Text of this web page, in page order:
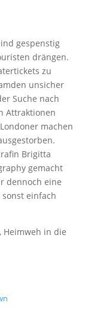
gespenstig
drängen.
zu
unsicher
Suche nach
Attraktionen
machen
Brigitta
gemacht
dennoch eine
einfach
Heimweh in die